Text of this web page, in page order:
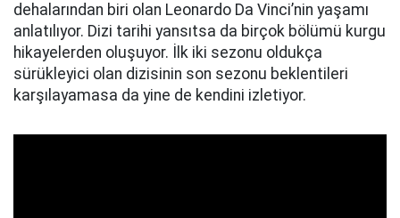
dehalarından biri olan Leonardo Da Vinci’nin yaşamı
anlatılıyor. Dizi tarihi yansıtsa da birçok bölümü kurgu
hikayelerden oluşuyor. İlk iki sezonu oldukça
sürükleyici olan dizisinin son sezonu beklentileri
karşılayamasa da yine de kendini izletiyor.